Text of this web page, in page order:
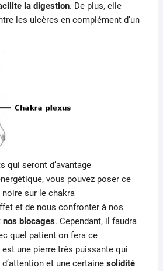
la digestion. De plus, elle
les ulcères en complément d’un
qui seront d’avantage
vous pouvez poser ce
sur le chakra
et de nous confronter à nos
nos blocages. Cependant, il faudra
quel patient onfera ce
est une pierre très puissante qui
et une certaine solidité